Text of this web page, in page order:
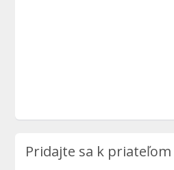
Pridajte sa k priateľom